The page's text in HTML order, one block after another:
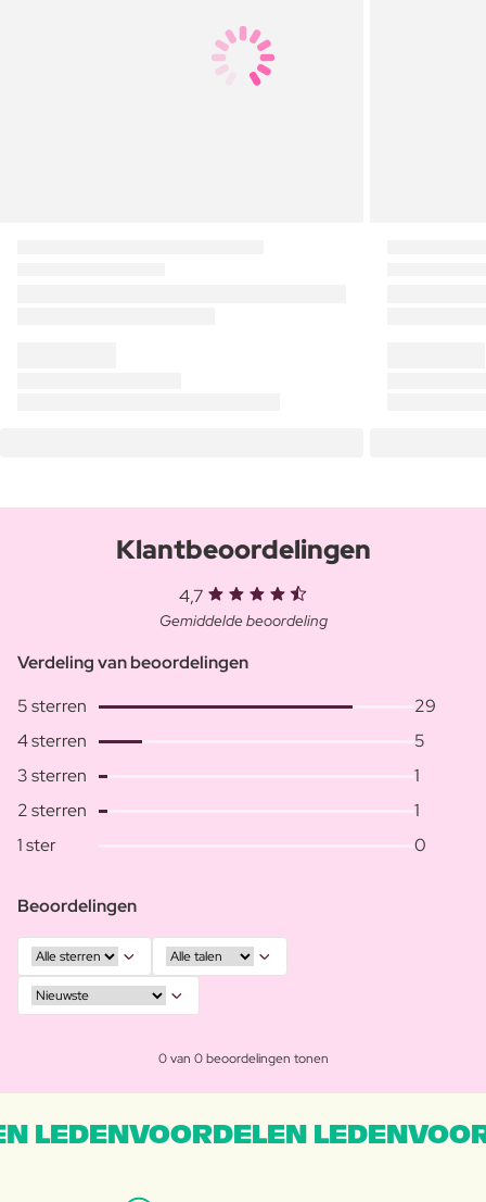
Klantbeoordelingen
4,7
Gemiddelde beoordeling
Verdeling van beoordelingen
5 sterren
29
4 sterren
5
3 sterren
1
2 sterren
1
1 ster
0
Beoordelingen
0 van 0 beoordelingen tonen
LEDENVOORDELEN